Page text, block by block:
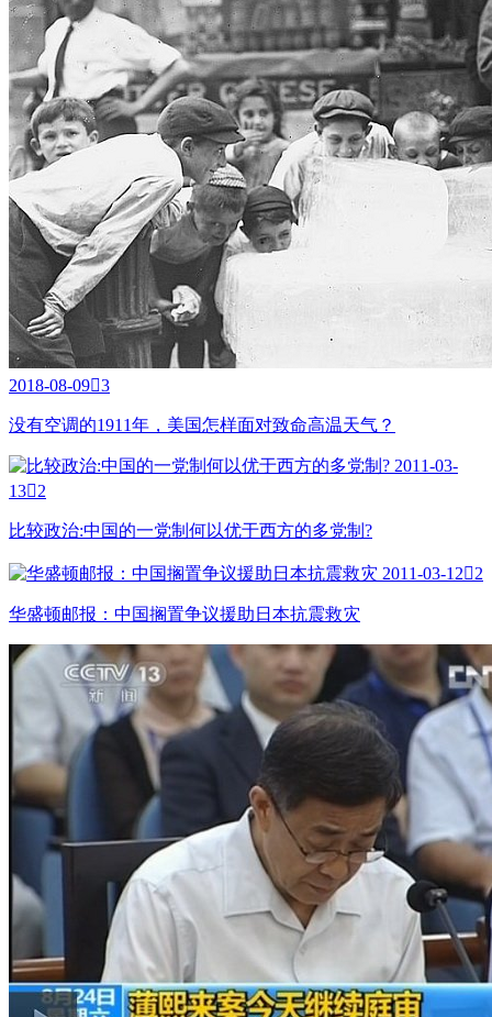
2018-08-093
没有空调的1911年，美国怎样面对致命高温天气？
2011-03-
132
比较政治:中国的一党制何以优于西方的多党制?
2011-03-122
华盛顿邮报：中国搁置争议援助日本抗震救灾